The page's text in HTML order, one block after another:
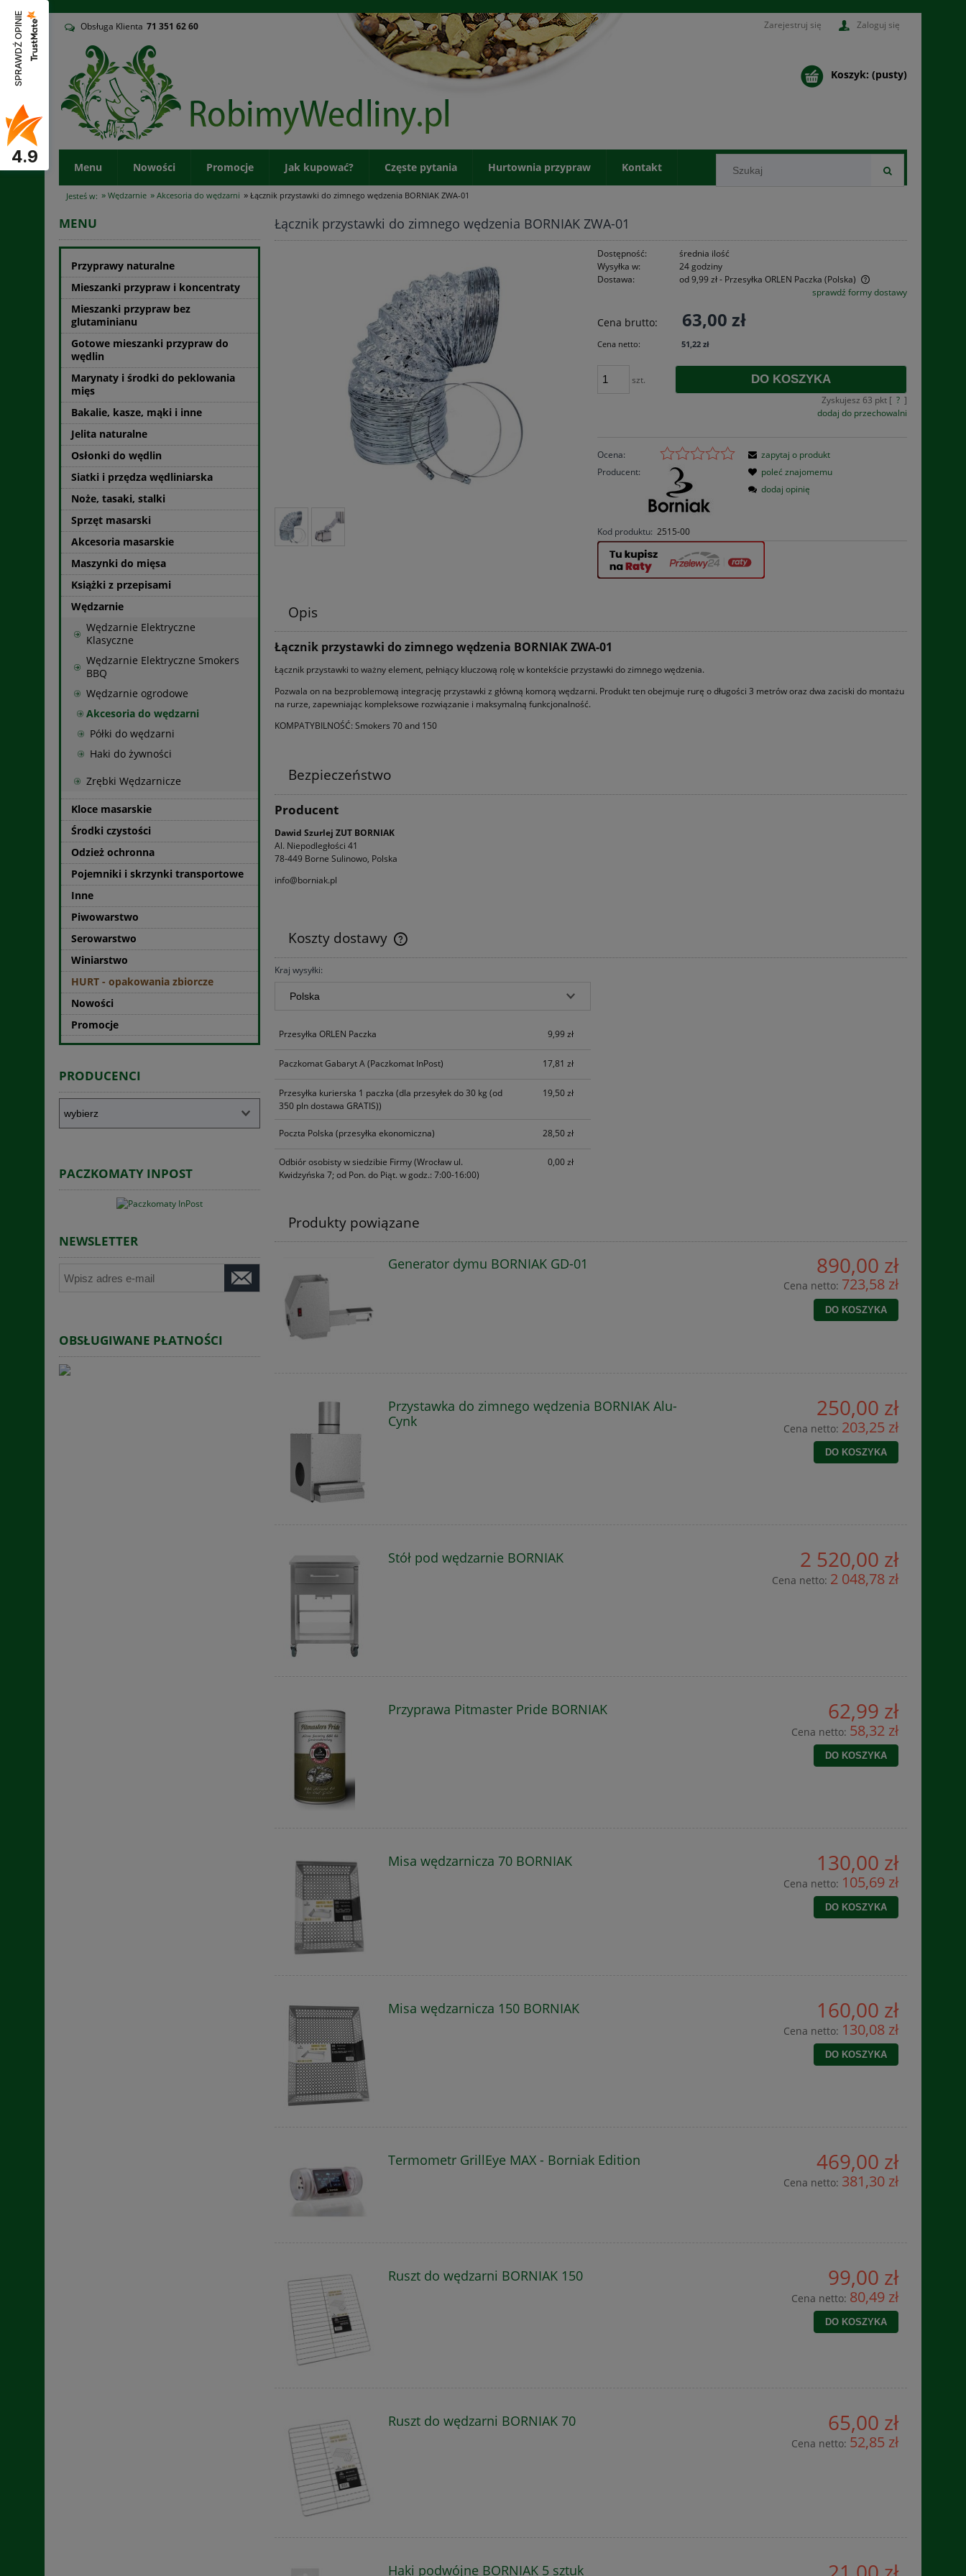
Obsługa Klienta 71 351 62 60 Zarejestruj się Zaloguj się
Koszyk: (pusty)
Menu Nowości Promocje Jak kupować? Częste pytania Hurtownia przypraw Kontakt
Jesteś w: » Wędzarnie » Akcesoria do wędzarni » Łącznik przystawki do zimnego wędzenia BORNIAK ZWA-01
MENU
Przyprawy naturalne
Mieszanki przypraw i koncentraty
Mieszanki przypraw bez
glutaminianu
Gotowe mieszanki przypraw do
wędlin
Marynaty i środki do peklowania
mięs
Bakalie, kasze, mąki i inne
Jelita naturalne
Osłonki do wędlin
Siatki i przędza wędliniarska
Noże, tasaki, stalki
Sprzęt masarski
Akcesoria masarskie
Maszynki do mięsa
Książki z przepisami
Wędzarnie
Wędzarnie Elektryczne
Klasyczne
Wędzarnie Elektryczne Smokers
BBQ
Wędzarnie ogrodowe
Akcesoria do wędzarni
Półki do wędzarni
Haki do żywności
Zrębki Wędzarnicze
Kloce masarskie
Środki czystości
Odzież ochronna
Pojemniki i skrzynki transportowe
Inne
Piwowarstwo
Serowarstwo
Winiarstwo
HURT - opakowania zbiorcze
Nowości
Promocje
PRODUCENCI
PACZKOMATY INPOST
NEWSLETTER
OBSŁUGIWANE PŁATNOŚCI
Łącznik przystawki do zimnego wędzenia BORNIAK ZWA-01
Dostępność:
średnia ilość
Wysyłka w:
24 godziny
Dostawa:
od 9,99 zł- Przesyłka ORLEN Paczka (Polska)
Cena nie zawiera ewentualnych kosztów
płatności
sprawdź formy dostawy
Cena brutto: 63,00 zł
Cena netto: 51,22 zł
szt. DO KOSZYKA
Zyskujesz 63 pkt [ ? ]
dodaj do przechowalni
Ocena:
Producent:
Kod produktu: 2515-00
zapytaj o produkt
poleć znajomemu
dodaj opinię
Opis
Łącznik przystawki do zimnego wędzenia BORNIAK ZWA-01
Łącznik przystawki to ważny element, pełniący kluczową rolę w kontekście przystawki do zimnego wędzenia.
Pozwala on na bezproblemową integrację przystawki z główną komorą wędzarni. Produkt ten obejmuje rurę o długości 3 metrów oraz dwa zaciski do montażu
na rurze, zapewniając kompleksowe rozwiązanie i maksymalną funkcjonalność.
KOMPATYBILNOŚĆ: Smokers 70 and 150
Bezpieczeństwo
Producent
Dawid Szurlej ZUT BORNIAK
Al. Niepodległości 41
78-449 Borne Sulinowo, Polska
info@borniak.pl
Koszty dostawy
Kraj wysyłki:
Przesyłka ORLEN Paczka 9,99 zł
Paczkomat Gabaryt A(Paczkomat InPost) 17,81 zł
Przesyłka kurierska 1 paczka (dla przesyłek do 30 kg (od
350 pln dostawa GRATIS))
19,50 zł
Poczta Polska (przesyłka ekonomiczna) 28,50 zł
Odbiór osobisty w siedzibie Firmy(Wrocław ul.
Kwidzyńska 7; od Pon. do Piąt. w godz.: 7:00-16:00)
0,00 zł
Produkty powiązane
Generator dymu BORNIAK GD-01 890,00 zł
Cena netto: 723,58 zł
DO KOSZYKA
Przystawka do zimnego wędzenia BORNIAK Alu-
Cynk
250,00 zł
Cena netto: 203,25 zł
DO KOSZYKA
Stół pod wędzarnie BORNIAK 2 520,00 zł
Cena netto: 2 048,78 zł
Przyprawa Pitmaster Pride BORNIAK 62,99 zł
Cena netto: 58,32 zł
DO KOSZYKA
Misa wędzarnicza 70 BORNIAK 130,00 zł
Cena netto: 105,69 zł
DO KOSZYKA
Misa wędzarnicza 150 BORNIAK 160,00 zł
Cena netto: 130,08 zł
DO KOSZYKA
Termometr GrillEye MAX - Borniak Edition 469,00 zł
Cena netto: 381,30 zł
Ruszt do wędzarni BORNIAK 150 99,00 zł
Cena netto: 80,49 zł
DO KOSZYKA
Ruszt do wędzarni BORNIAK 70 65,00 zł
Cena netto: 52,85 zł
Haki podwójne BORNIAK 5 sztuk
SPRAWDŹ OPINIE
4.9